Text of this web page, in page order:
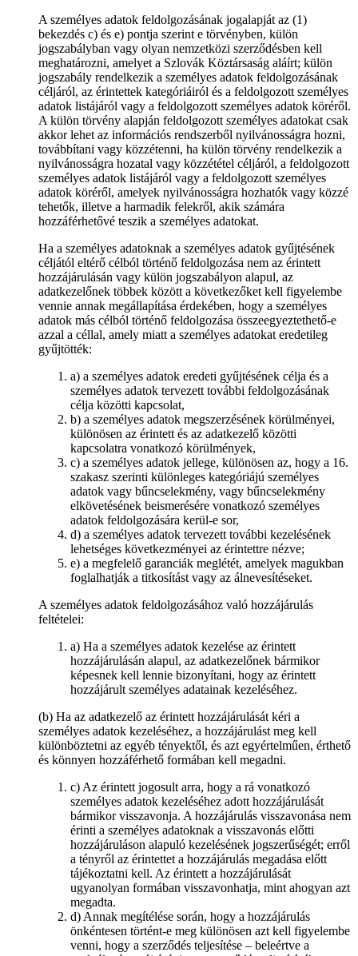
A személyes adatok feldolgozásának jogalapját az (1)
bekezdés c) és e) pontja szerint e törvényben, külön
jogszabályban vagy olyan nemzetközi szerződésben kell
meghatározni, amelyet a Szlovák Köztársaság aláírt; külön
jogszabály rendelkezik a személyes adatok feldolgozásának
céljáról, az érintettek kategóriáiról és a feldolgozott személyes
adatok listájáról vagy a feldolgozott személyes adatok köréről.
A külön törvény alapján feldolgozott személyes adatokat csak
akkor lehet az információs rendszerből nyilvánosságra hozni,
továbbítani vagy közzétenni, ha külön törvény rendelkezik a
nyilvánosságra hozatal vagy közzététel céljáról, a feldolgozott
személyes adatok listájáról vagy a feldolgozott személyes
adatok köréről, amelyek nyilvánosságra hozhatók vagy közzé
tehetők, illetve a harmadik felekről, akik számára
hozzáférhetővé teszik a személyes adatokat.
Ha a személyes adatoknak a személyes adatok gyűjtésének
céljától eltérő célból történő feldolgozása nem az érintett
hozzájárulásán vagy külön jogszabályon alapul, az
adatkezelőnek többek között a következőket kell figyelembe
vennie annak megállapítása érdekében, hogy a személyes
adatok más célból történő feldolgozása összeegyeztethető-e
azzal a céllal, amely miatt a személyes adatokat eredetileg
gyűjtötték:
a) a személyes adatok eredeti gyűjtésének célja és a
személyes adatok tervezett további feldolgozásának
célja közötti kapcsolat,
b) a személyes adatok megszerzésének körülményei,
különösen az érintett és az adatkezelő közötti
kapcsolatra vonatkozó körülmények,
c) a személyes adatok jellege, különösen az, hogy a 16.
szakasz szerinti különleges kategóriájú személyes
adatok vagy bűncselekmény, vagy bűncselekmény
elkövetésének beismerésére vonatkozó személyes
adatok feldolgozására kerül-e sor,
d) a személyes adatok tervezett további kezelésének
lehetséges következményei az érintettre nézve;
e) a megfelelő garanciák meglétét, amelyek magukban
foglalhatják a titkosítást vagy az álnevesítéseket.
A személyes adatok feldolgozásához való hozzájárulás
feltételei:
a) Ha a személyes adatok kezelése az érintett
hozzájárulásán alapul, az adatkezelőnek bármikor
képesnek kell lennie bizonyítani, hogy az érintett
hozzájárult személyes adatainak kezeléséhez.
(b) Ha az adatkezelő az érintett hozzájárulását kéri a
személyes adatok kezeléséhez, a hozzájárulást meg kell
különböztetni az egyéb tényektől, és azt egyértelműen, érthető
és könnyen hozzáférhető formában kell megadni.
c) Az érintett jogosult arra, hogy a rá vonatkozó
személyes adatok kezeléséhez adott hozzájárulását
bármikor visszavonja. A hozzájárulás visszavonása nem
érinti a személyes adatoknak a visszavonás előtti
hozzájáruláson alapuló kezelésének jogszerűségét; erről
a tényről az érintettet a hozzájárulás megadása előtt
tájékoztatni kell. Az érintett a hozzájárulását
ugyanolyan formában visszavonhatja, mint ahogyan azt
megadta.
d) Annak megítélése során, hogy a hozzájárulás
önkéntesen történt-e meg különösen azt kell figyelembe
venni, hogy a szerződés teljesítése – beleértve a